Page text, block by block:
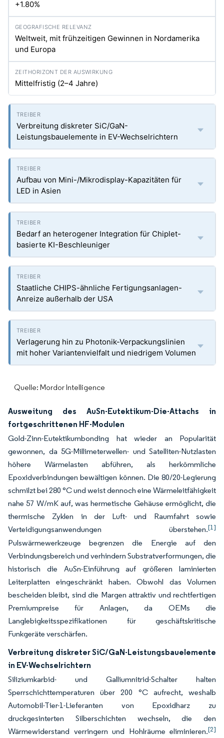
+1.80%
Weltweit, mit frühzeitigen Gewinnen in Nordamerika
und Europa
Mittelfristig (2–4 Jahre)
Verbreitung diskreter SiC/GaN-
Leistungsbauelemente in EV-Wechselrichtern
Aufbau von Mini-/Mikrodisplay-Kapazitäten für
LED in Asien
Bedarf an heterogener Integration für Chiplet-
basierte KI-Beschleuniger
Staatliche CHIPS-ähnliche Fertigungsanlagen-
Anreize außerhalb der USA
Verlagerung hin zu Photonik-Verpackungslinien
mit hoher Variantenvielfalt und niedrigem Volumen
Quelle: Mordor Intelligence
Ausweitung des AuSn-Eutektikum-Die-Attachs in
fortgeschrittenen HF-Modulen
Gold-Zinn-Eutektikumbonding hat wieder an Popularität
gewonnen, da 5G-Millimeterwellen- und Satelliten-Nutzlasten
höhere Wärmelasten abführen, als herkömmliche
Epoxidverbindungen bewältigen können. Die 80/20-Legierung
schmilzt bei 280 °C und weist dennoch eine Wärmeleitfähigkeit
nahe 57 W/mK auf, was hermetische Gehäuse ermöglicht, die
thermische Zyklen in der Luft- und Raumfahrt sowie
Verteidigungsanwendungen überstehen.[1]
Pulswärmewerkzeuge begrenzen die Energie auf den
Verbindungsbereich und verhindern Substratverformungen, die
historisch die AuSn-Einführung auf größeren laminierten
Leiterplatten eingeschränkt haben. Obwohl das Volumen
bescheiden bleibt, sind die Margen attraktiv und rechtfertigen
Premiumpreise für Anlagen, da OEMs die
Langlebigkeitsspezifikationen für geschäftskritische
Funkgeräte verschärfen.
Verbreitung diskreter SiC/GaN-Leistungsbauelemente
in EV-Wechselrichtern
Siliziumkarbid- und Galliumnitrid-Schalter halten
Sperrschichttemperaturen über 200 °C aufrecht, weshalb
Automobil-Tier-1-Lieferanten von Epoxidharz zu
druckgesinterten Silberschichten wechseln, die den
Wärmewiderstand verringern und Hohlräume eliminieren.[2]